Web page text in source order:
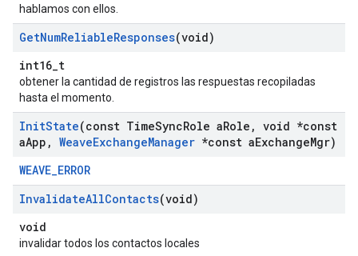
hablamos con ellos.
GetNumReliableResponses(void)
int16_t
obtener la cantidad de registros las respuestas recopiladas
hasta el momento.
InitState(const TimeSyncRole aRole , void *const
aApp , WeaveExchangeManager *const aExchangeMgr)
WEAVE_ERROR
InvalidateAllContacts(void)
void
invalidar todos los contactos locales